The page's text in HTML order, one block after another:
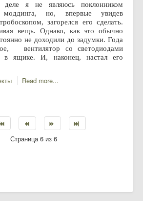
я не являюсь поклонником
моддинга, но, впервые увидев
загорелся его сделать.
вещь. Однако, как это обычно
не доходили до задумки. Года
вентилятор со светодиодами
в ящике. И, наконец, настал его
Read more...
Страница 6 из 6